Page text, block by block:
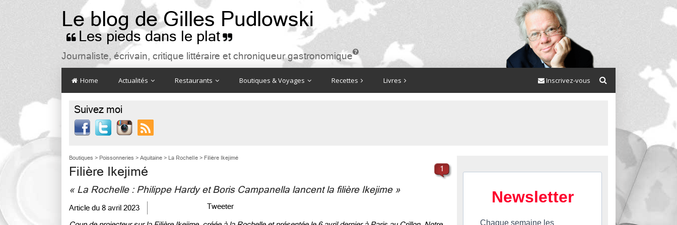
Le blog de Gilles Pudlowski
 Les pieds dans le plat 
Journaliste, écrivain, critique littéraire et chroniqueur gastronomique

Home Actualités Restaurants Boutiques & Voyages Recettes Livres Inscrivez-vous
Suivez moi

Boutiques > Poissonneries > Aquitaine > La Rochelle > Filière Ikejimé
1
Filière Ikejimé
« La Rochelle : Philippe Hardy et Boris Campanella lancent la filière Ikejime »
Article du 8 avril 2023 Tweeter
Newsletter
Chaque semaine les